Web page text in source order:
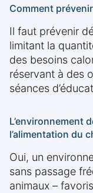
Comment
Il faut prévenir
limitant la
des besoins
réservant à des
séances
L’environnement
l’alimentation du
Oui, un
sans passage
animaux –